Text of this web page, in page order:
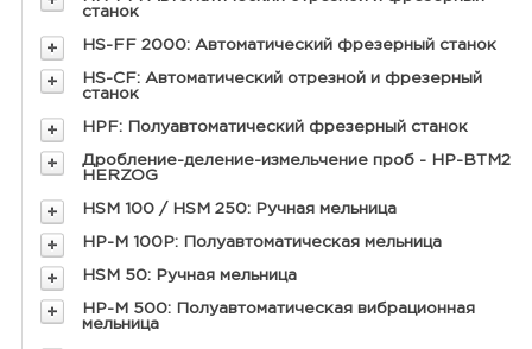
станок
HS-FF 2000: Автоматический фрезерный станок
HS-CF: Автоматический отрезной и фрезерный
станок
HPF: Полуавтоматический фрезерный станок
Дробление-деление-измельчение проб - HP-BTM2
HERZOG
HSM 100 / HSM 250: Ручная мельница
HP-M 100P: Полуавтоматическая мельница
HSM 50: Ручная мельница
HP-M 500: Полуавтоматическая вибрационная
мельница